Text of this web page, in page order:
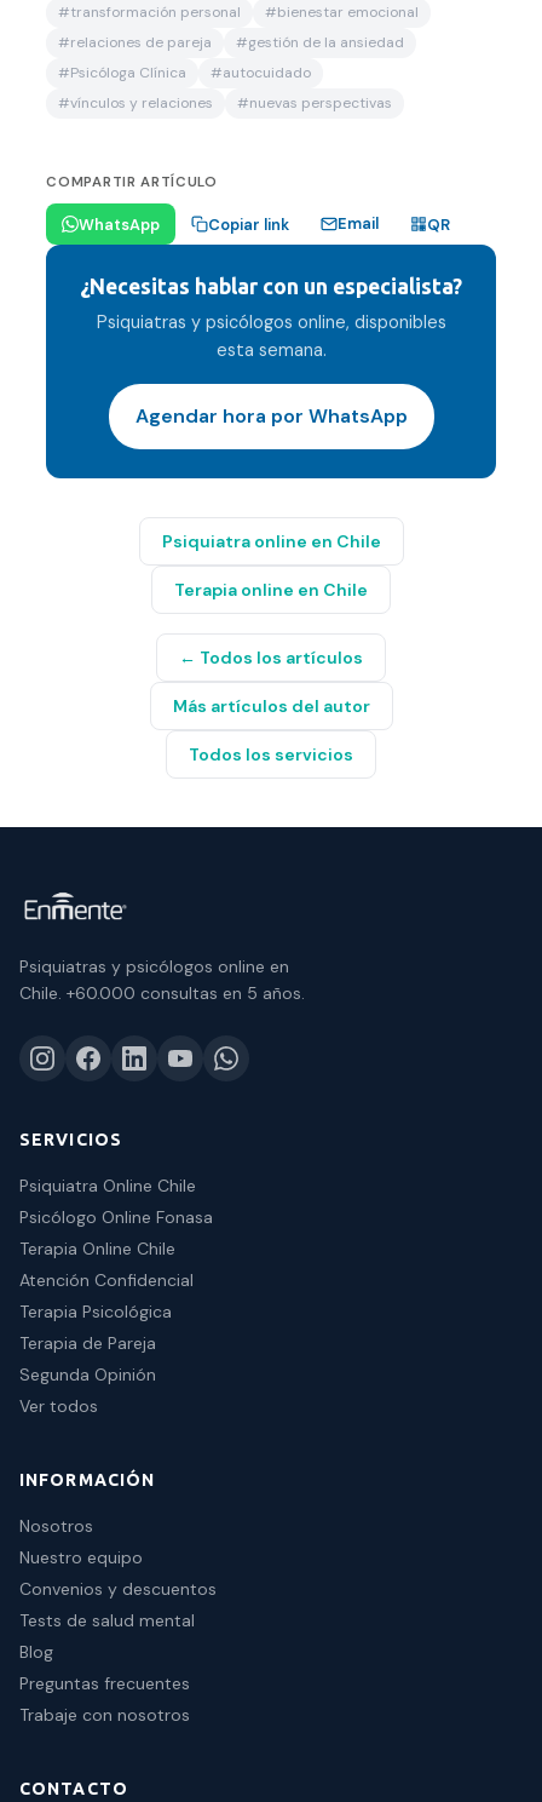
#transformación personal #bienestar emocional
#relaciones de pareja #gestión de la ansiedad
#Psicóloga Clínica #autocuidado
#vínculos y relaciones #nuevas perspectivas
COMPARTIR ARTÍCULO
WhatsApp Copiar link Email QR
¿Necesitas hablar con un especialista?
Psiquiatras y psicólogos online, disponibles
esta semana.
Agendar hora por WhatsApp
Psiquiatra online en Chile
Terapia online en Chile
← Todos los artículos
Más artículos del autor
Todos los servicios
Psiquiatras y psicólogos online en
Chile. +60.000 consultas en 5 años.
SERVICIOS
Psiquiatra Online Chile
Psicólogo Online Fonasa
Terapia Online Chile
Atención Confidencial
Terapia Psicológica
Terapia de Pareja
Segunda Opinión
Ver todos
INFORMACIÓN
Nosotros
Nuestro equipo
Convenios y descuentos
Tests de salud mental
Blog
Preguntas frecuentes
Trabaje con nosotros
CONTACTO